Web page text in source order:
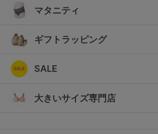
マタニティ
ギフトラッピング
SALE
大きいサイズ専門店